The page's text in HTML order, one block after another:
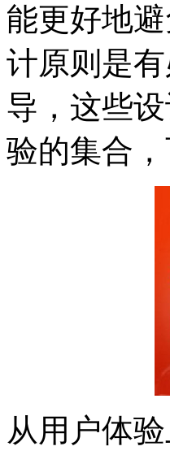
能更好地
计原则是
导，这些
验的集合
从用户体